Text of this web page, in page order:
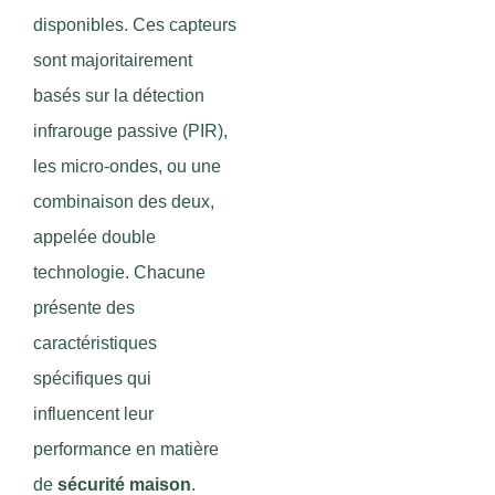
disponibles. Ces capteurs
sont majoritairement
basés sur la détection
infrarouge passive (PIR),
les micro-ondes, ou une
combinaison des deux,
appelée double
technologie. Chacune
présente des
caractéristiques
spécifiques qui
influencent leur
performance en matière
de sécurité maison.